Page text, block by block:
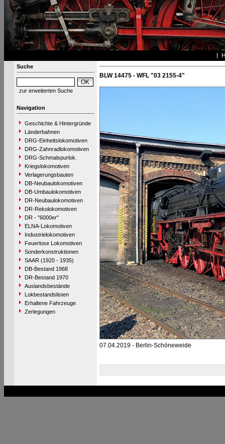
Suche
zur erweiterten Suche
Navigation
Geschichte & Hintergründe
Länderbahnen
DRG-Einheitslokomotiven
DRG-Zahnradlokomotiven
DRG-Schmalspurlok.
Kriegslokomotiven
Verlagerungsbauten
DB-Neubaulokomotiven
DB-Umbaulokomotiven
DR-Neubaulokomotiven
DR-Rekolokomotiven
DR - "6000er"
ELNA-Lokomotiven
Industrielokomotiven
Feuerlose Lokomotiven
Sonderkonstruktionen
SAAR (1920 - 1935)
DB-Bestand 1968
DR-Bestand 1970
Auslandsbestände
Lokbestandslisten
Erhaltene Fahrzeuge
Zerlegungen
BLW 14475 - WFL "03 2155-4"
07.04.2019 - Berlin-Schöneweide